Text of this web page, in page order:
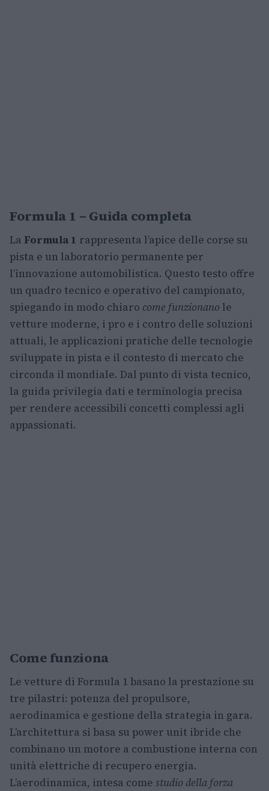
Formula 1 – Guida completa
La Formula 1 rappresenta l’apice delle corse su
pista e un laboratorio permanente per
l’innovazione automobilistica. Questo testo offre
un quadro tecnico e operativo del campionato,
spiegando in modo chiaro come funzionano le
vetture moderne, i pro e i contro delle soluzioni
attuali, le applicazioni pratiche delle tecnologie
sviluppate in pista e il contesto di mercato che
circonda il mondiale. Dal punto di vista tecnico,
la guida privilegia dati e terminologia precisa
per rendere accessibili concetti complessi agli
appassionati.
Come funziona
Le vetture di Formula 1 basano la prestazione su
tre pilastri: potenza del propulsore,
aerodinamica e gestione della strategia in gara.
L’architettura si basa su power unit ibride che
combinano un motore a combustione interna con
unità elettriche di recupero energia.
L’aerodinamica, intesa come studio della forza